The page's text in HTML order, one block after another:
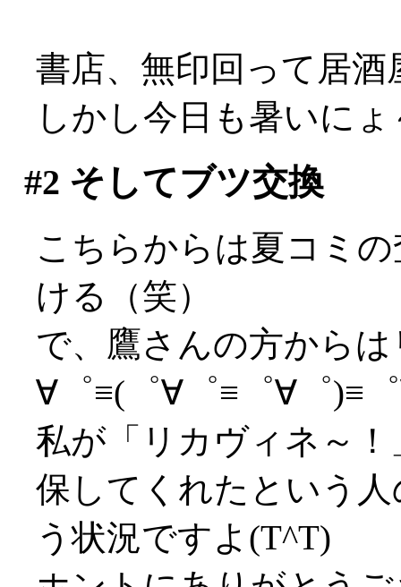
書店、無印回って居
しかし今日も暑いに
#2 そしてブツ交換
こちらからは夏コミ
ける（笑）
で、鷹さんの方から
∀゜≡(゜∀゜≡゜∀゜)≡
私が「リカヴィネ～
保してくれたという
う状況ですよ(T^T)